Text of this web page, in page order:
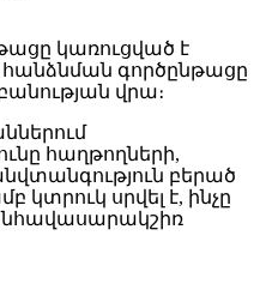
կառուցված է
գործընթացը
վրա։
հաղթողների,
բերած
կտրուկ սրվել է, ինչը